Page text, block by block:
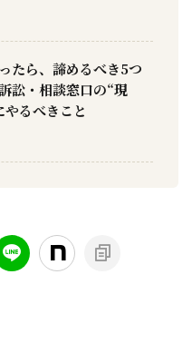
たら、諦めるべき5つ
訟・相談窓口の“現
るべきこと